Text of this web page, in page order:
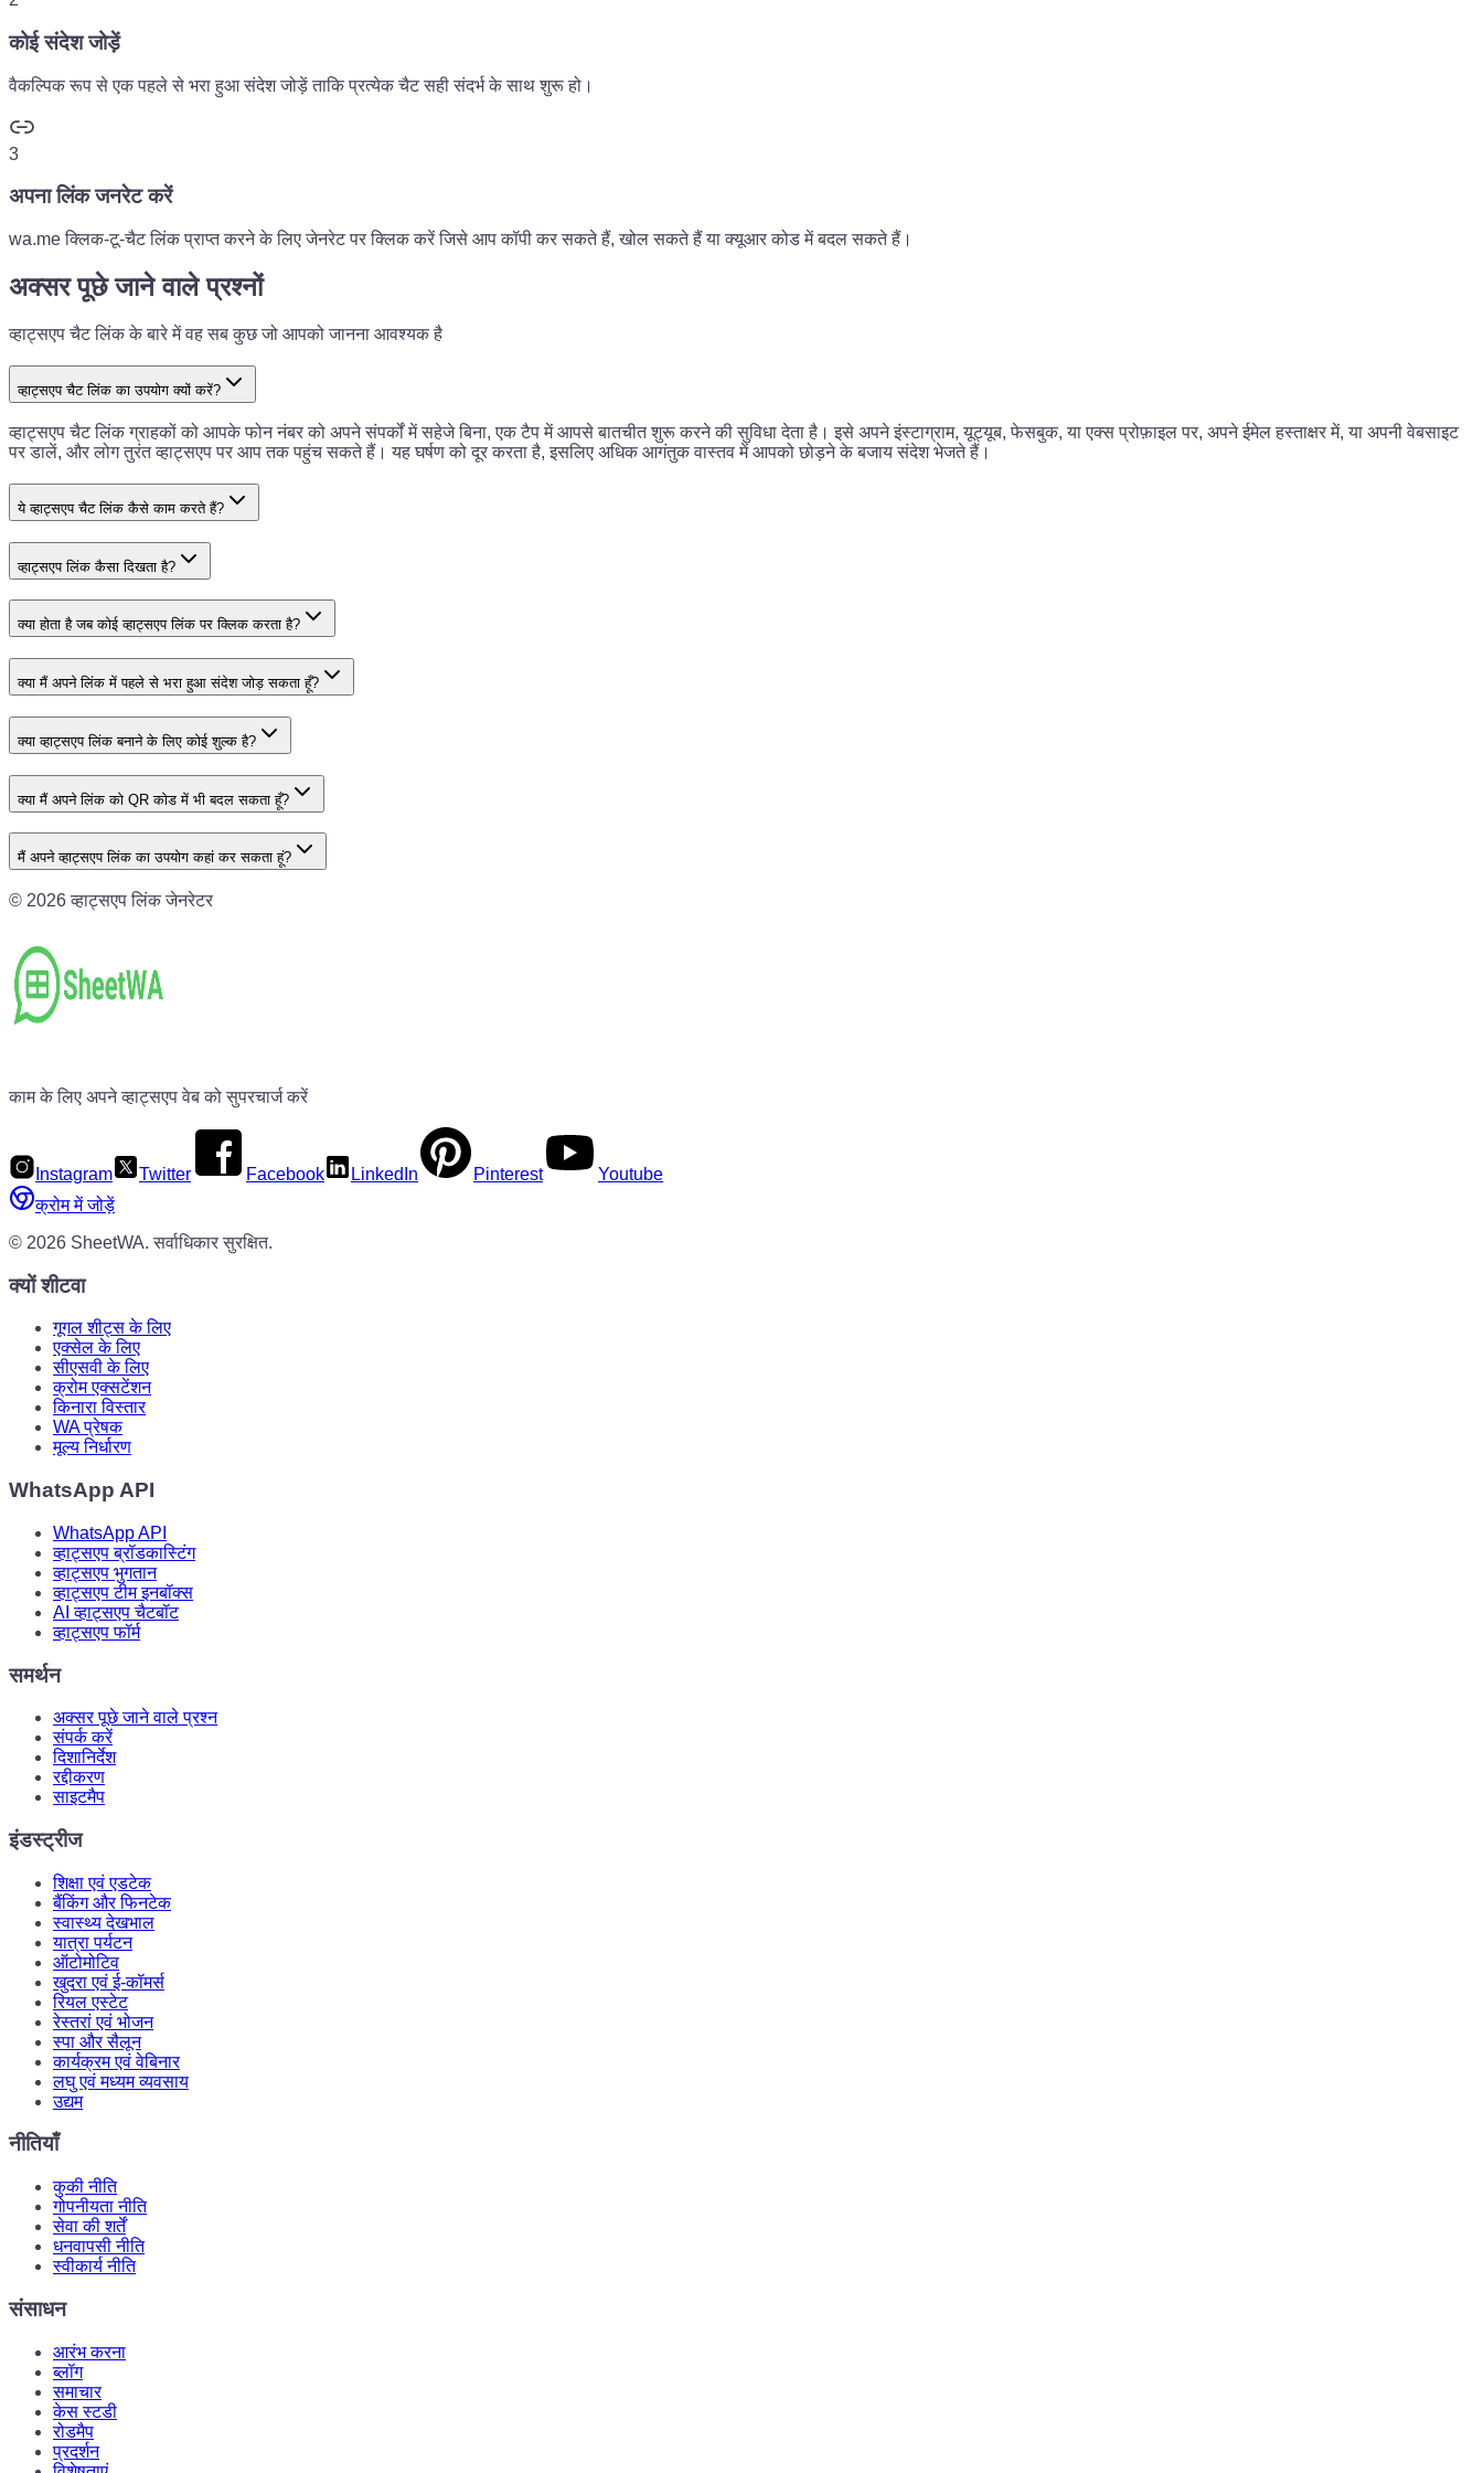
कोई संदेश जोड़ें
वैकल्पिक रूप से एक पहले से भरा हुआ संदेश जोड़ें ताकि प्रत्येक चैट सही संदर्भ के साथ शुरू हो।
3
अपना लिंक जनरेट करें
wa.me क्लिक-टू-चैट लिंक प्राप्त करने के लिए जेनरेट पर क्लिक करें जिसे आप कॉपी कर सकते हैं, खोल सकते हैं या क्यूआर कोड में बदल सकते हैं।
अक्सर पूछे जाने वाले प्रश्नों
व्हाट्सएप चैट लिंक के बारे में वह सब कुछ जो आपको जानना आवश्यक है
व्हाट्सएप चैट लिंक का उपयोग क्यों करें?
व्हाट्सएप चैट लिंक ग्राहकों को आपके फोन नंबर को अपने संपर्कों में सहेजे बिना, एक टैप में आपसे बातचीत शुरू करने की सुविधा देता है। इसे अपने इंस्टाग्राम, यूट्यूब, फेसबुक, या एक्स प्रोफ़ाइल पर, अपने ईमेल हस्ताक्षर में, या अपनी वेबसाइट
पर डालें, और लोग तुरंत व्हाट्सएप पर आप तक पहुंच सकते हैं। यह घर्षण को दूर करता है, इसलिए अधिक आगंतुक वास्तव में आपको छोड़ने के बजाय संदेश भेजते हैं।
ये व्हाट्सएप चैट लिंक कैसे काम करते हैं?
व्हाट्सएप लिंक कैसा दिखता है?
क्या होता है जब कोई व्हाट्सएप लिंक पर क्लिक करता है?
क्या मैं अपने लिंक में पहले से भरा हुआ संदेश जोड़ सकता हूँ?
क्या व्हाट्सएप लिंक बनाने के लिए कोई शुल्क है?
क्या मैं अपने लिंक को QR कोड में भी बदल सकता हूँ?
मैं अपने व्हाट्सएप लिंक का उपयोग कहां कर सकता हूं?
© 2026 व्हाट्सएप लिंक जेनरेटर
काम के लिए अपने व्हाट्सएप वेब को सुपरचार्ज करें
Instagram Twitter Facebook LinkedIn Pinterest
Youtube
क्रोम में जोड़ें
© 2026 SheetWA.सर्वाधिकार सुरक्षित.
क्यों शीटवा
गूगल शीट्स के लिए
एक्सेल के लिए
सीएसवी के लिए
क्रोम एक्सटेंशन
किनारा विस्तार
WA प्रेषक
मूल्य निर्धारण
WhatsApp API
WhatsApp API
व्हाट्सएप ब्रॉडकास्टिंग
व्हाट्सएप भुगतान
व्हाट्सएप टीम इनबॉक्स
AI व्हाट्सएप चैटबॉट
व्हाट्सएप फॉर्म
समर्थन
अक्सर पूछे जाने वाले प्रश्न
संपर्क करें
दिशानिर्देश
रद्दीकरण
साइटमैप
इंडस्ट्रीज
शिक्षा एवं एडटेक
बैंकिंग और फिनटेक
स्वास्थ्य देखभाल
यात्रा पर्यटन
ऑटोमोटिव
खुदरा एवं ई-कॉमर्स
रियल एस्टेट
रेस्तरां एवं भोजन
स्पा और सैलून
कार्यक्रम एवं वेबिनार
लघु एवं मध्यम व्यवसाय
उद्यम
नीतियाँ
कुकी नीति
गोपनीयता नीति
सेवा की शर्तें
धनवापसी नीति
स्वीकार्य नीति
संसाधन
आरंभ करना
ब्लॉग
समाचार
केस स्टडी
रोडमैप
प्रदर्शन